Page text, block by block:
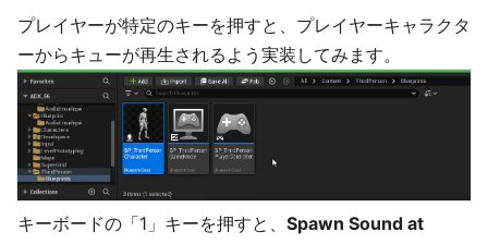
プレイヤーが特定のキーを押すと、プレイヤーキャラクタ
ーからキューが再生されるよう実装してみます。
キーボードの「1」キーを押すと、 Spawn Sound at